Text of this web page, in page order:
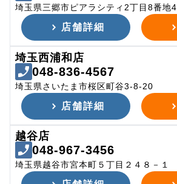
埼玉県三郷市ピアラシティ2丁目8番地4
店舗詳細
埼玉西浦和店
048-836-4567
埼玉県さいたま市桜区町谷3-8-20
店舗詳細
越谷店
048-967-3456
埼玉県越谷市宮本町５丁目２４８－１